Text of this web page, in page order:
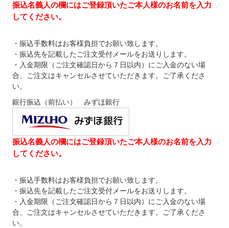
振込名義人の欄にはご登録頂いたご本人様のお名前を入力
してください。
・振込手数料はお客様負担でお願い致します。
・振込先を記載したご注文受付メールをお送りします。
・入金期限（ご注文確認日から７日以内）にご入金のない場
合、ご注文はキャンセルさせていただきます。ご了承くださ
い。
銀行振込（前払い） みずほ銀行
振込名義人の欄にはご登録頂いたご本人様のお名前を入力
してください。
・振込手数料はお客様負担でお願い致します。
・振込先を記載したご注文受付メールをお送りします。
・入金期限（ご注文確認日から７日以内）にご入金のない場
合、ご注文はキャンセルさせていただきます。ご了承くださ
い。